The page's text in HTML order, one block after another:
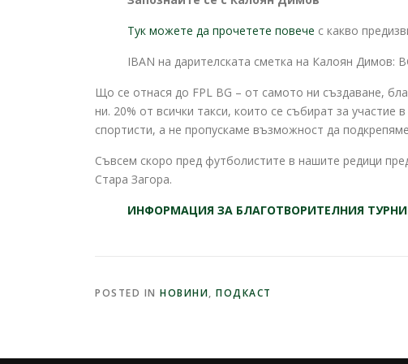
Тук можете да прочетете повече с какво
IBAN на дарителската сметка на Калоян Димов:
Що се отнася до FPL BG – от самото ни създаване,
ни. 20% от всички такси, които се събират за участие
спортисти, а не пропускаме възможност да
Съвсем скоро пред футболистите в нашите редици
Стара Загора.
ИНФОРМАЦИЯ ЗА БЛАГОТВОРИТЕЛНИЯ
POSTED IN НОВИНИ, ПОДКАСТ